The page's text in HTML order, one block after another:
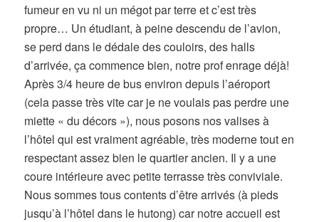
fumeur en vu ni un mégot par terre et c’est très
propre… Un étudiant, à peine descendu de l’avion,
se perd dans le dédale des couloirs, des halls
d’arrivée, ça commence bien, notre prof enrage déjà!
Après 3/4 heure de bus environ depuis l’aéroport
(cela passe très vite car je ne voulais pas perdre une
miette « du décors »), nous posons nos valises à
l’hôtel qui est vraiment agréable, très moderne tout en
respectant assez bien le quartier ancien. Il y a une
coure intérieure avec petite terrasse très conviviale.
Nous sommes tous contents d’être arrivés (à pieds
jusqu’à l’hôtel dans le hutong) car notre accueil est